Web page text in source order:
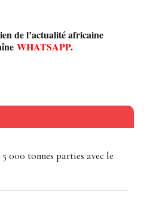
de l’actualité africaine
WHATSAPP.
000 tonnes parties avec le